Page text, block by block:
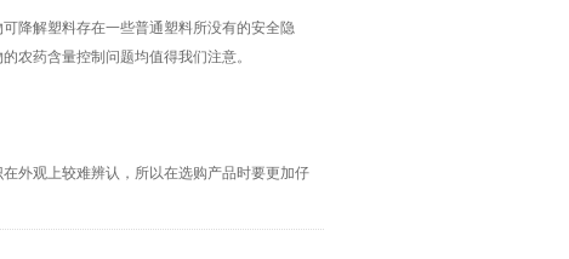
降解塑料存在一些普通塑料所没有的安全隐
农药含量控制问题均值得我们注意。
外观上较难辨认，所以在选购产品时要更加仔